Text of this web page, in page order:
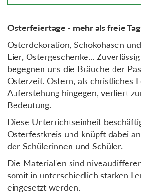
Osterfeiertage - mehr als freie
Osterdekoration, Schokohasen
Eier, Ostergeschenke...
begegnen uns die Bräuche der
Osterzeit. Ostern, als christliches
Auferstehung hingegen, verliert
Bedeutung.
Diese Unterrichtseinheit
Osterfestkreis und knüpft dabei
der Schülerinnen und Schüler.
Die Materialien sind
somit in unterschiedlich starken
eingesetzt werden.